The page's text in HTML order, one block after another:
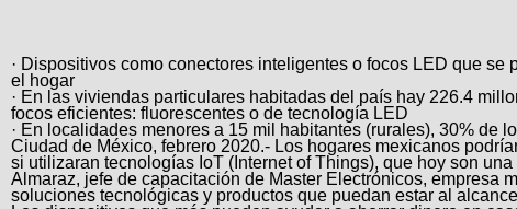
· Dispositivos como conectores inteligentes o focos LED que
el hogar
· En las viviendas particulares habitadas del país hay 226.4
focos eficientes: fluorescentes o de tecnología LED
· En localidades menores a 15 mil habitantes (rurales), 30% de
Ciudad de México, febrero 2020.- Los hogares mexicanos
si utilizaran tecnologías IoT (Internet of Things), que hoy son
Almaraz, jefe de capacitación de Master Electrónicos, empresa
soluciones tecnológicas y productos que puedan estar al